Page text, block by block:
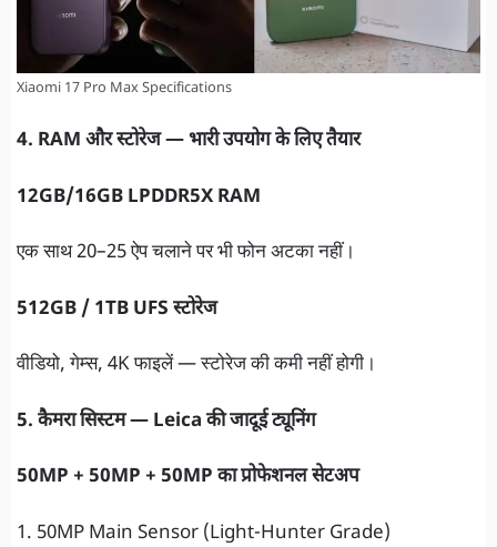
Xiaomi 17 Pro Max Specifications
4. RAM और स्टोरेज — भारी उपयोग के लिए तैयार
12GB/16GB LPDDR5X RAM
एक साथ 20–25 ऐप चलाने पर भी फोन अटका नहीं।
512GB / 1TB UFS स्टोरेज
वीडियो, गेम्स, 4K फाइलें — स्टोरेज की कमी नहीं होगी।
5. कैमरा सिस्टम — Leica की जादूई ट्यूनिंग
50MP + 50MP + 50MP का प्रोफेशनल सेटअप
1. 50MP Main Sensor (Light-Hunter Grade)